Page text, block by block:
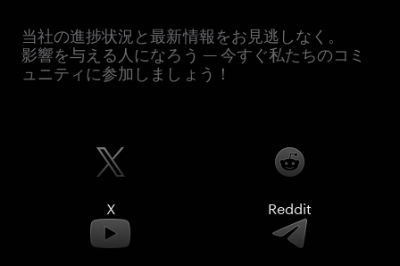
当社の進捗状況と最新情報をお見逃しなく。
影響を与える人になろう — 今すぐ私たちのコミ
ュニティに参加しましょう！
X Reddit